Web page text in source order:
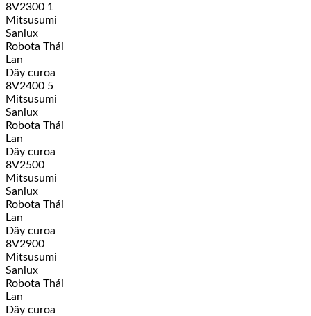
8V2300 1
Mitsusumi
Sanlux
Robota Thái
Lan
Dây curoa
8V2400 5
Mitsusumi
Sanlux
Robota Thái
Lan
Dây curoa
8V2500
Mitsusumi
Sanlux
Robota Thái
Lan
Dây curoa
8V2900
Mitsusumi
Sanlux
Robota Thái
Lan
Dây curoa